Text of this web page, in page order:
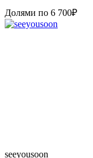
Долями по 6 700₽
seeyousoon